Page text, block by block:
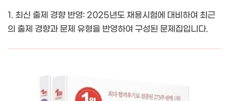
1. 최신 출제 경향 반영: 2025년도 채용시험에 대비하여 최근
의 출제 경향과 문제 유형을 반영하여 구성된 문제집입니다.